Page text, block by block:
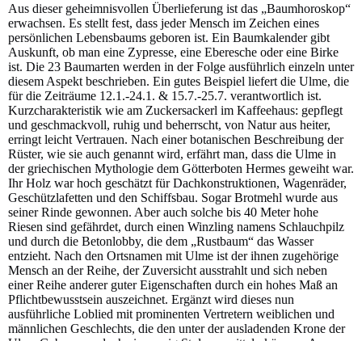
Aus dieser geheimnisvollen Überlieferung ist das „Baumhoroskop“
erwachsen. Es stellt fest, dass jeder Mensch im Zeichen eines
persönlichen Lebensbaums geboren ist. Ein Baumkalender gibt
Auskunft, ob man eine Zypresse, eine Eberesche oder eine Birke
ist. Die 23 Baumarten werden in der Folge ausführlich einzeln unter
diesem Aspekt beschrieben. Ein gutes Beispiel liefert die Ulme, die
für die Zeiträume 12.1.-24.1. & 15.7.-25.7. verantwortlich ist.
Kurzcharakteristik wie am Zuckersackerl im Kaffeehaus: gepflegt
und geschmackvoll, ruhig und beherrscht, von Natur aus heiter,
erringt leicht Vertrauen. Nach einer botanischen Beschreibung der
Rüster, wie sie auch genannt wird, erfährt man, dass die Ulme in
der griechischen Mythologie dem Götterboten Hermes geweiht war.
Ihr Holz war hoch geschätzt für Dachkonstruktionen, Wagenräder,
Geschützlafetten und den Schiffsbau. Sogar Brotmehl wurde aus
seiner Rinde gewonnen. Aber auch solche bis 40 Meter hohe
Riesen sind gefährdet, durch einen Winzling namens Schlauchpilz
und durch die Betonlobby, die dem „Rustbaum“ das Wasser
entzieht. Nach den Ortsnamen mit Ulme ist der ihnen zugehörige
Mensch an der Reihe, der Zuversicht ausstrahlt und sich neben
einer Reihe anderer guter Eigenschaften durch ein hohes Maß an
Pflichtbewusstsein auszeichnet. Ergänzt wird dieses nun
ausführliche Loblied mit prominenten Vertretern weiblichen und
männlichen Geschlechts, die den unter der ausladenden Krone der